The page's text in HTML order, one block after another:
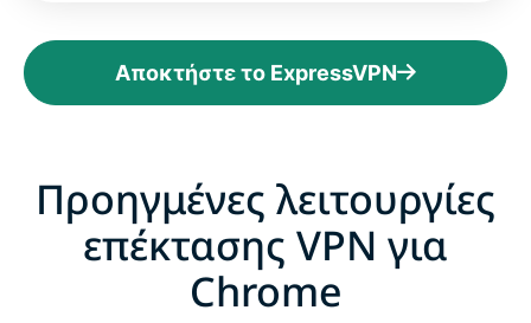
Αποκτήστε το ExpressVPN
Προηγμένες λειτουργίες
επέκτασης VPN για
Chrome